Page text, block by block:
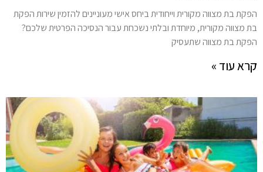
הפקת בת מצווה מקורית וייחודית ביחס אישי מעוניינים להזמין שירות הפקת
בת מצווה מקורית, מיוחדת ובלתי נשכחת עבור הנסיכה הפרטית שלכם?
הפקת בת מצווה שתעסיק
קרא עוד »